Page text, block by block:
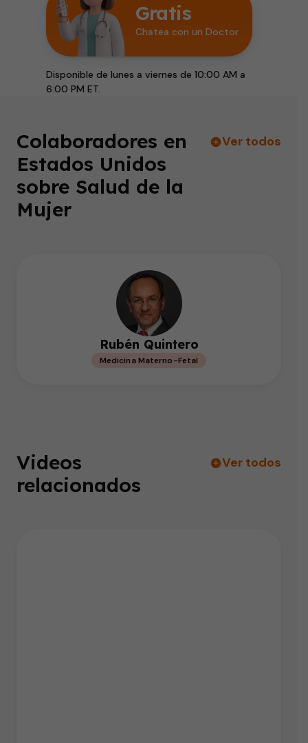
Gratis
Chatea con un Doctor
Disponible de lunes a viernes de 10:00 AM a
6:00 PM ET.
Colaboradores en
Estados Unidos
sobre Salud de la
Mujer
Ver todos
Rubén Quintero
Medicina Materno-Fetal
Videos
relacionados
Ver todos